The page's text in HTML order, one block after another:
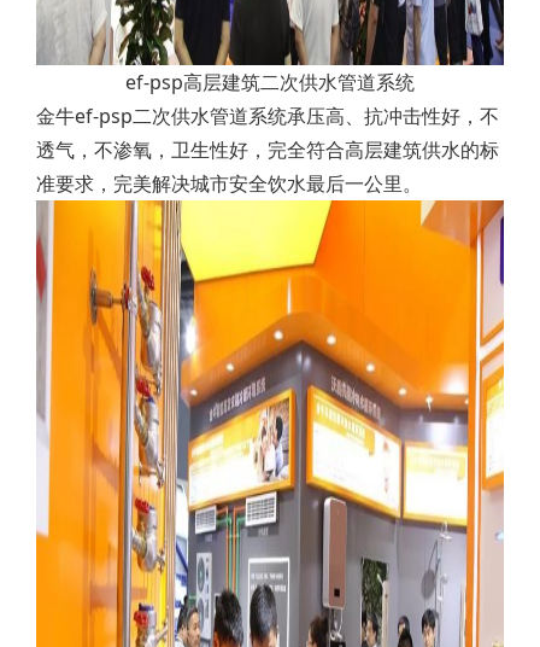
ef-psp高层建筑二次供水管道系统
金牛ef-psp二次供水管道系统承压高、抗冲击性好，不
透气，不渗氧，卫生性好，完全符合高层建筑供水的标
准要求，完美解决城市安全饮水最后一公里。